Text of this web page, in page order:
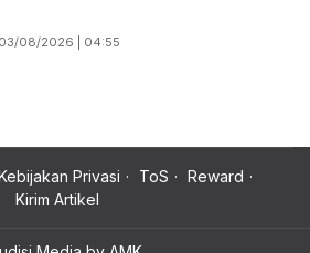
03/08/2026 | 04:55
Privasi ToS
Reward
Kirim Artikel